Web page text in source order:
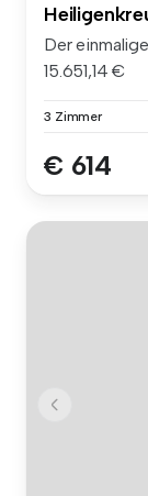
Der
15.651,14 €
3 Zimmer
€ 614